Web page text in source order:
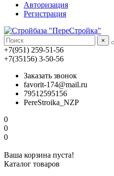
Авторизация
Регистрация
×
+7(951) 259-51-56
+7(35156) 3-50-56
Заказать звонок
favorit-174@mail.ru
79512595156
PereStroika_NZP
0
0
0
Ваша корзина пуста!
Каталог товаров